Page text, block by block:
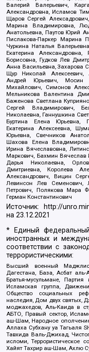
Валерий Валерьевич,
Александровна, Исламов
Щаров Сергей
Марина Владимировна,
Анатольевна, Паутов Юрий
Пислакова-Паркер Марина
Чуркина Наталья
Екатерина
Борисовна, Гудков Лев
Анна Васильевна, Захарова
Щур Николай Алексеевич,
Андрей Юрьевич, Мосин
Михайлович, Симонов
Мельникова Валентина
Баженова Светлана
Сергей Владимирович,
Николаевна, Ганнушкина
Буртина Елена Юрьевна,
Екатерина Алексеевна,
Юрьевна, Свечников
Шахова Елена
Ирина Вячеславовна,
Маркович, Бахмин
Дарья Николаевна,
Дмитриевна, Королева
Александрович, Вицин
Левинсон Лев Семенович,
Петрович, Полякова Мара
Герман Константинович
Источник: http://
на23.12.2021
* Единый
иностранных и
соответствии с
террористическими:
Высший военный
Дагестана, База, Асбат
Братья-мусульмане,
Исламская группа,
Общество социальных
наследия, Дом двух
моджахедов, Аль-Каида в
АБТО, Правый сектор,
аш-Шам, Народное
Аллаха Субхану уа Тагьаля
Тавхида Валь-Джихад,
исломи, Террористическое
Хайят Тахрир аш-Шам, Ахлю